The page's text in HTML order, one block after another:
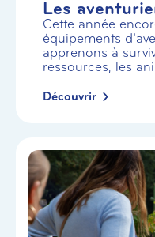
Les
Cette année
équipements
apprenons à
ressources, les
Découvrir